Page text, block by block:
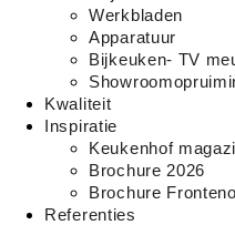
Werkbladen
Apparatuur
Bijkeuken- TV
Kwaliteit
Inspiratie
Keukenhof
Brochure 2026
Brochure
Referenties